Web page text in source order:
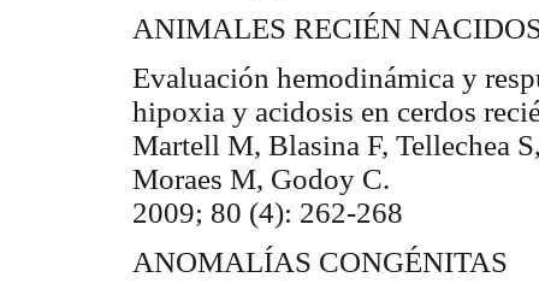
ANIMALES RECIÉN
Evaluación hemodinámica y
hipoxia y acidosis en cerdos
Martell M, Blasina F, Tellechea
Moraes M, Godoy C.
2009; 80 (4): 262-268
ANOMALÍAS CONGÉNITAS